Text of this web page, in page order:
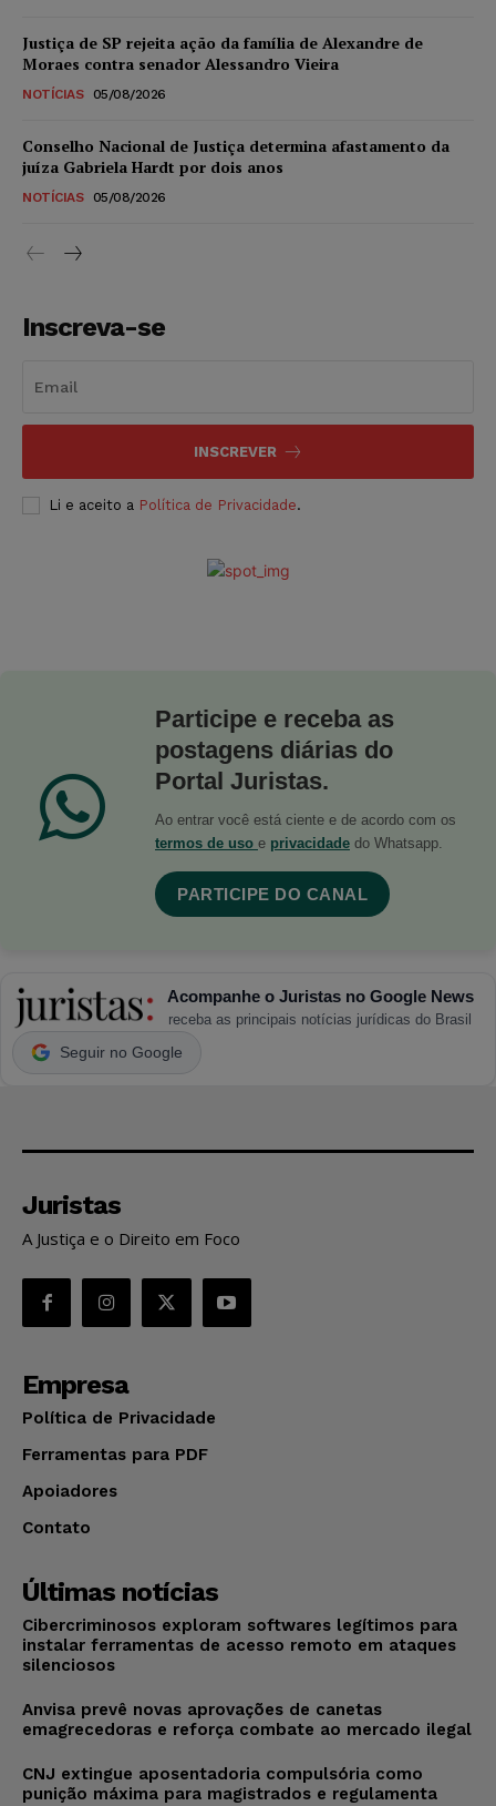
Justiça de SP rejeita ação da família de Alexandre de
Moraes contra senador Alessandro Vieira
NOTÍCIAS 05/08/2026
Conselho Nacional de Justiça determina afastamento da
juíza Gabriela Hardt por dois anos
NOTÍCIAS 05/08/2026
Inscreva-se
INSCREVER
Li e aceito a Política de Privacidade.
Participe e receba as
postagens diárias do
Portal Juristas.
Ao entrar você está ciente e de acordo com os
termos de uso e privacidade do Whatsapp.
PARTICIPE DO CANAL
Acompanhe o Juristas no Google News
receba as principais notícias jurídicas do Brasil
Seguir no Google
Juristas
A Justiça e o Direito em Foco
Empresa
Política de Privacidade
Ferramentas para PDF
Apoiadores
Contato
Últimas notícias
Cibercriminosos exploram softwares legítimos para
instalar ferramentas de acesso remoto em ataques
silenciosos
Anvisa prevê novas aprovações de canetas
emagrecedoras e reforça combate ao mercado ilegal
CNJ extingue aposentadoria compulsória como
punição máxima para magistrados e regulamenta